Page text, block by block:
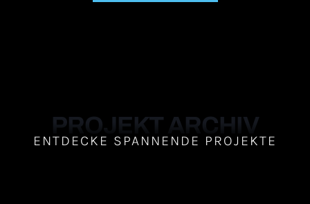
PROJEKT ARCHIV
ENTDECKE SPANNENDE PROJEKTE